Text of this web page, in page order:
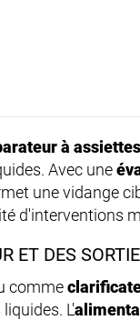
à
Avec une
une vidange
d'interventions
ET DES
comme
L'